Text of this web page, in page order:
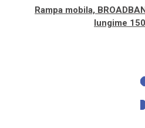
Rampa mobila,
lungime